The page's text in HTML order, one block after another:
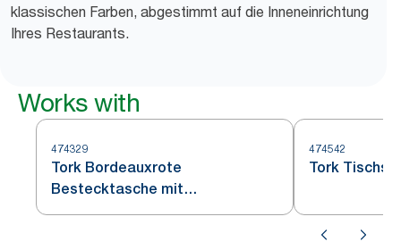
klassischen Farben, abgestimmt auf die Inneneinrichtung
Ihres Restaurants.
Works with
474329
Tork Bordeauxrote
Bestecktasche mit
474542
Tork